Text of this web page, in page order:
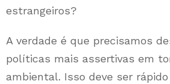
estrangeiros?
A verdade é que precisamos
políticas mais assertivas em
ambiental. Isso deve ser